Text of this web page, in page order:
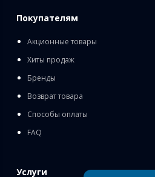
Покупателям
Акционные товары
Хиты продаж
Бренды
Возврат товара
Способы оплаты
FAQ
Услуги